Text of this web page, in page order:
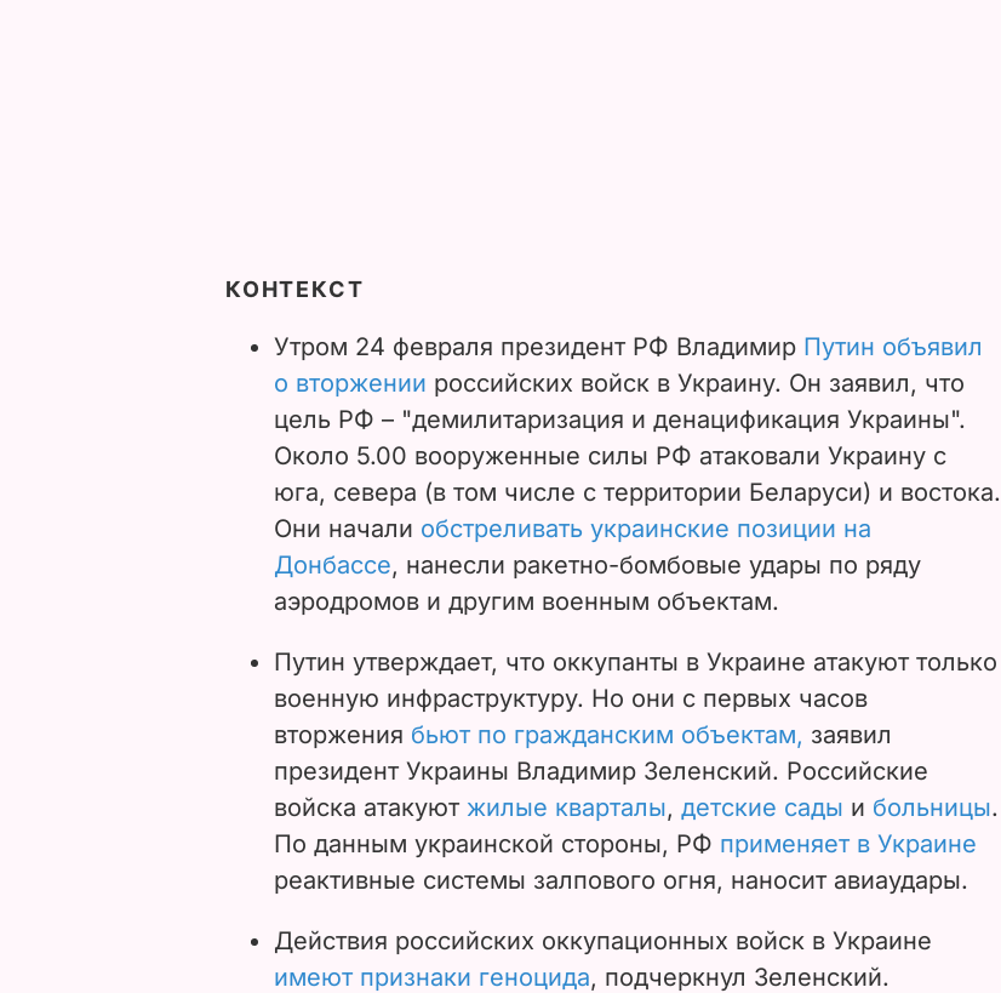
КОНТЕКСТ
Утром 24 февраля президент РФ Владимир Путин объявил
о вторжении российских войск в Украину. Он заявил, что
цель РФ – "демилитаризация и денацификация Украины".
Около 5.00 вооруженные силы РФ атаковали Украину с
юга, севера (в том числе с территории Беларуси) и востока.
Они начали обстреливать украинские позиции на
Донбассе, нанесли ракетно-бомбовые удары по ряду
аэродромов и другим военным объектам.
Путин утверждает, что оккупанты в Украине атакуют только
военную инфраструктуру. Но они с первых часов
вторжения бьют по гражданским объектам, заявил
президент Украины Владимир Зеленский. Российские
войска атакуют жилые кварталы, детские сады и больницы.
По данным украинской стороны, РФ применяет в Украине
реактивные системы залпового огня, наносит авиаудары.
Действия российских оккупационных войск в Украине
имеют признаки геноцида, подчеркнул Зеленский.